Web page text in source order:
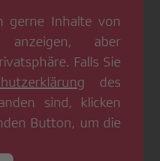
gerne Inhalte von
anzeigen, aber
Falls Sie
des
sind, klicken
Button, um die